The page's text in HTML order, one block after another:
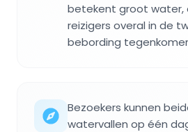
betekent groot water,
reizigers overal in de
bebording
Bezoekers kunnen
watervallen op één